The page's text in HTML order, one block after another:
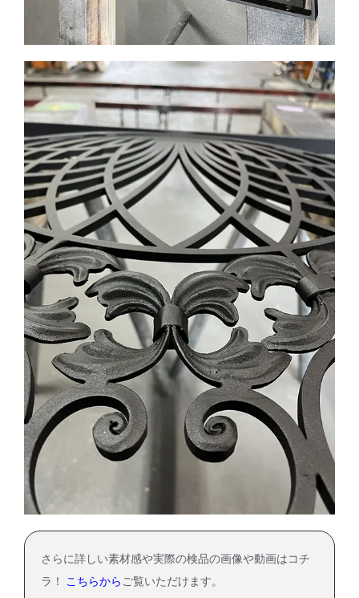
さらに詳しい素材感や実際の検品の画像や動画はコチ
ラ！
こちらから ご覧いただけます。